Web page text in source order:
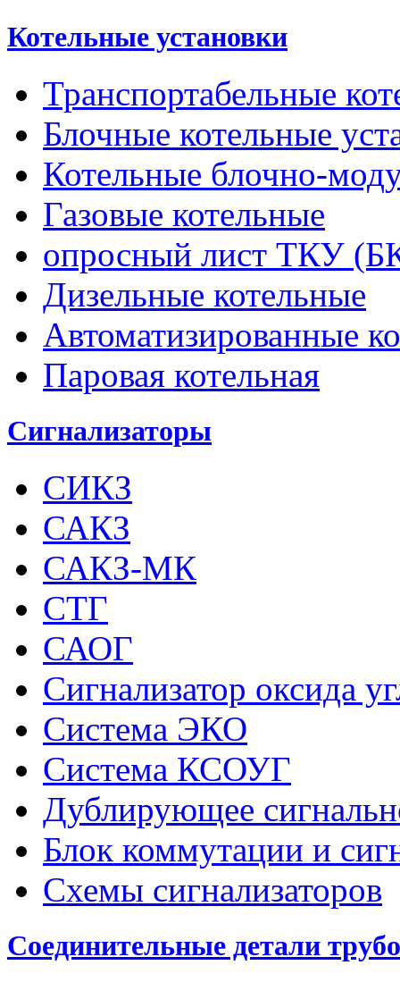
Котельные установки
Транспортабельные
Блочные котельные
Котельные блочно-
Газовые котельные
опросный лист ТКУ
Дизельные котельные
Автоматизированные
Паровая котельная
Сигнализаторы
СИКЗ
САКЗ
САКЗ-МК
СТГ
САОГ
Сигнализатор оксида
Система ЭКО
Система КСОУГ
Дублирующее
Блок коммутации и
Схемы сигнализаторов
Соединительные детали